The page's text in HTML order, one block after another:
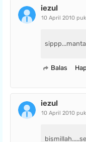
iezul
10 April 2010
Balas
iezul
10 April 2010